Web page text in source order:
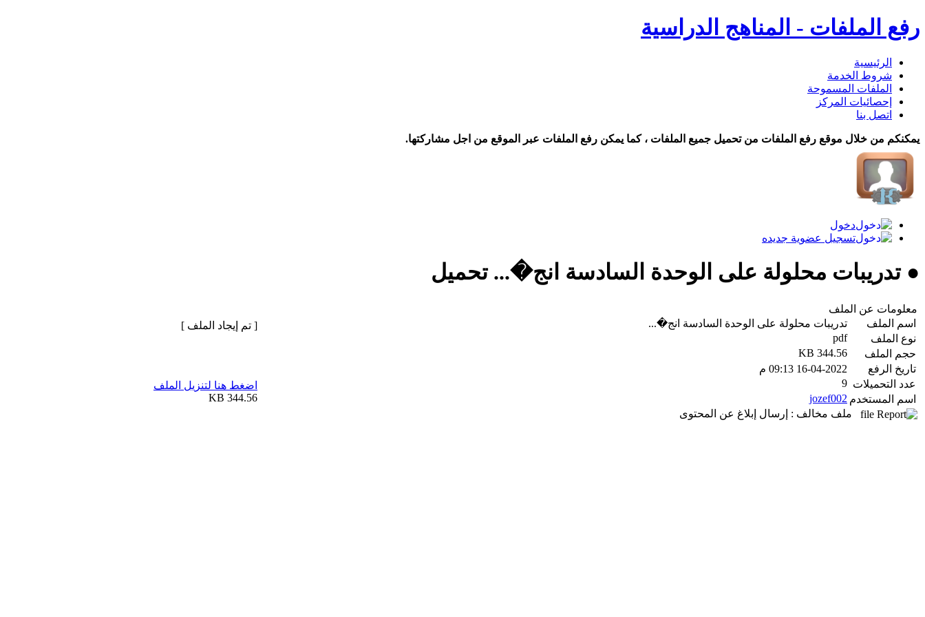
رفع الملفات - المناهج الدراسية
الرئيسية
شروط الخدمة
الملفات المسموحة
إحصائيات المركز
اتصل بنا
يمكنكم من خلال موقع رفع الملفات من تحميل جميع الملفات ، كما يمكن رفع الملفات عبر الموقع من اجل مشاركتها.
دخول
تسجيل عضوية جديده
● تدريبات محلولة على الوحدة السادسة انج�... تحميل
معلومات عن الملف
اسم الملف
تدريبات محلولة على الوحدة السادسة انج�...
نوع الملف
pdf
حجم الملف
344.56 KB
تاريخ الرفع
16-04-2022 09:13 م
عدد التحميلات 9
اسم المستخدم jozef002
ملف مخالف : إرسال إبلاغ عن المحتوى
[ تم إيجاد الملف ]
اضغط هنا لتنزيل الملف
344.56 KB